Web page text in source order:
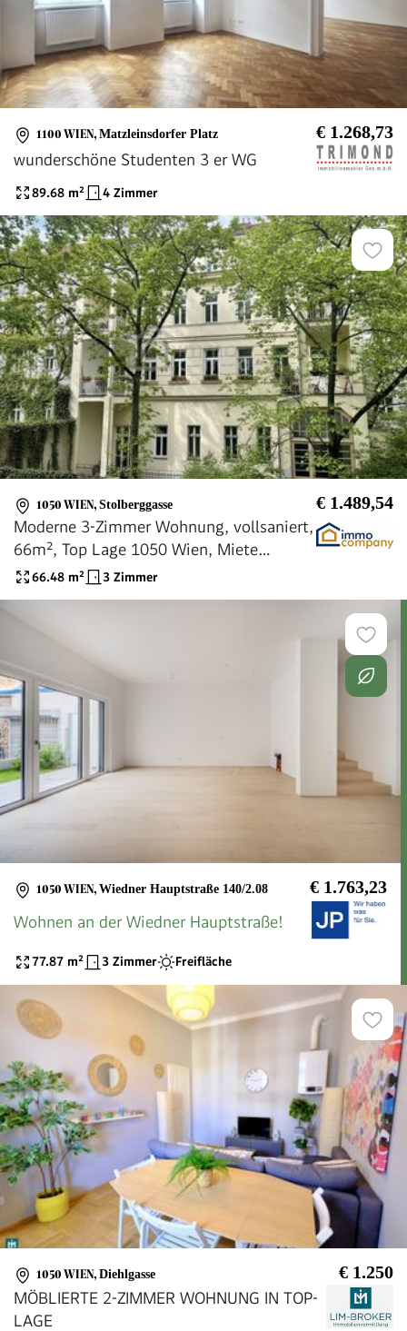
1100 WIEN, Matzleinsdorfer Platz € 1.268,73
wunderschöne Studenten 3 er WG
89.68 m² 4 Zimmer
1050 WIEN, Stolberggasse € 1.489,54
Moderne 3-Zimmer Wohnung, vollsaniert,
66m², Top Lage 1050 Wien, Miete
€1.489,-
66.48 m² 3 Zimmer
1050 WIEN, Wiedner Hauptstraße 140/2.08 € 1.763,23
Wohnen an der Wiedner Hauptstraße!
77.87 m² 3 Zimmer Freifläche
1050 WIEN, Diehlgasse € 1.250
MÖBLIERTE 2-ZIMMER WOHNUNG IN TOP-
LAGE